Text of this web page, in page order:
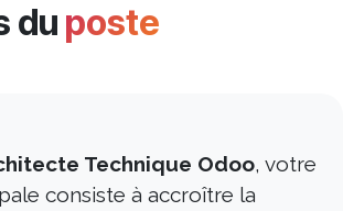
du poste
Technique Odoo, votre
consiste à accroître la